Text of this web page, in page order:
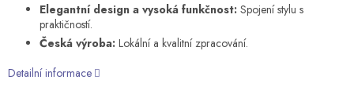
Elegantní design a vysoká funkčnost: Spojení stylu s
praktičností.
Česká výroba: Lokální a kvalitní zpracování.
Detailní informace